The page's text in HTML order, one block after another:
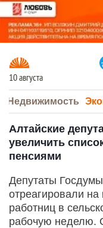
10 августа
Недвижимость
Алтайские
увеличить
пенсиями
Депутаты Госдумы
отреагировали
работниц в
рабочую неделю.